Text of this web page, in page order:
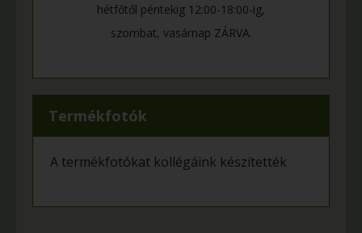
hétfőtől péntekig 12:00-18:00-ig,
szombat, vasárnap ZÁRVA.
Termékfotók
A termékfotókat kollégáink készítették